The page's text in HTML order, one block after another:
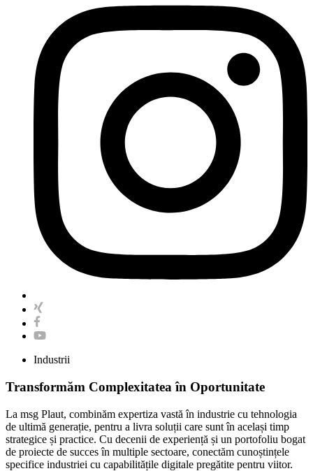
Industrii
Transformăm Complexitatea în Oportunitate
La msg Plaut, combinăm expertiza vastă în industrie cu tehnologia
de ultimă generație, pentru a livra soluții care sunt în același timp
strategice și practice. Cu decenii de experiență și un portofoliu bogat
de proiecte de succes în multiple sectoare, conectăm cunoștințele
specifice industriei cu capabilitățile digitale pregătite pentru viitor.